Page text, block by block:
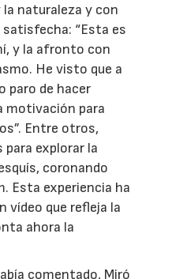
naturaleza y con
satisfecha: “Esta es
y la afronto con
He visto que a
paro de hacer
motivación para
Entre otros,
para explorar la
coronando
Esta experiencia ha
vídeo que refleja la
ahora la
comentado, Miró